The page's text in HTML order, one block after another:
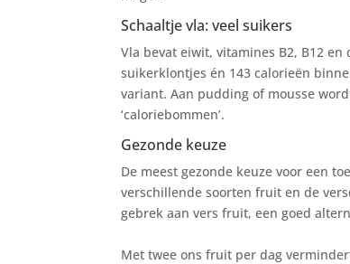
Schaaltje vla: veel suikers
Vla bevat eiwit, vitamines B2, B12
suikerklontjes én 143 calorieën
variant. Aan pudding of mousse
‘caloriebommen’.
Gezonde keuze
De meest gezonde keuze voor een
verschillende soorten fruit en de
gebrek aan vers fruit, een goed
Met twee ons fruit per dag